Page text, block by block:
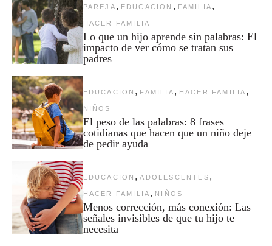
PAREJA , EDUCACION , FAMILIA ,
HACER FAMILIA
Lo que un hijo aprende sin palabras: El
impacto de ver cómo se tratan sus
padres
EDUCACION , FAMILIA , HACER FAMILIA ,
NIÑOS
El peso de las palabras: 8 frases
cotidianas que hacen que un niño deje
de pedir ayuda
EDUCACION , ADOLESCENTES ,
HACER FAMILIA , NIÑOS
Menos corrección, más conexión: Las
señales invisibles de que tu hijo te
necesita